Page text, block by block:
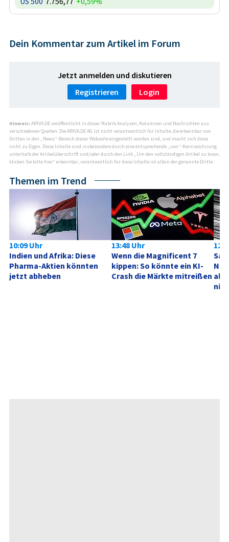
Dein Kommentar zum Artikel im Forum
Jetzt anmelden und diskutieren
Registrieren
Login
Hinweis:ARIVA.DE veröffentlicht in dieser Rubrik Analysen, Kolumnen und Nachrichten aus
verschiedenen Quellen. Die ARIVA.DE AG ist nicht verantwortlich für Inhalte, die erkennbar von
Dritten in den „News“-Bereich dieser Webseite eingestellt worden sind, und macht sich diese
nicht zu Eigen. Diese Inhalte sind insbesondere durch eine entsprechende „von“-Kennzeichnung
unterhalb der Artikelüberschrift und/oder durch den Link „Um den vollständigen Artikel zu lesen,
klicken Sie bitte hier.“ erkennbar; verantwortlich für diese Inhalte ist allein der genannte Dritte.
Themen im Trend
10:09 Uhr
Indien und Afrika: Diese
Pharma-Aktien könnten
jetzt abheben
13:48 Uhr
Wenn die Magnificent 7
kippen: So könnte ein KI-
Crash die Märkte mitreißen